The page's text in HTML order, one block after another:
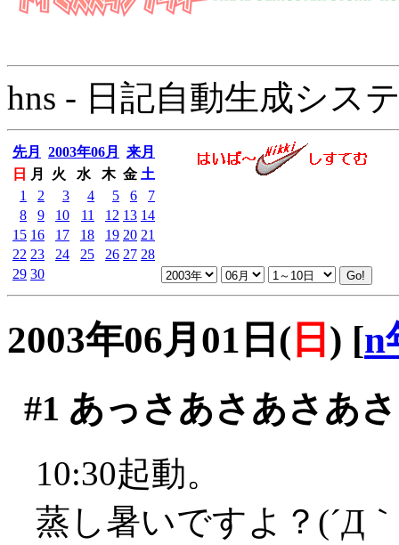
hns - 日記自動生成シス
先月 2003年06月
来月
日
月 火 水 木 金 土
1
2 3 4 5 6
7
8
9 10 11 12 13 14
15 16 17 18 19 20 21
22 23 24 25 26 27 28
29 30
2003年06月01日( 日 ) [n
#1 あっさあさあさあ
10:30起動。
蒸し暑いですよ？(´Д